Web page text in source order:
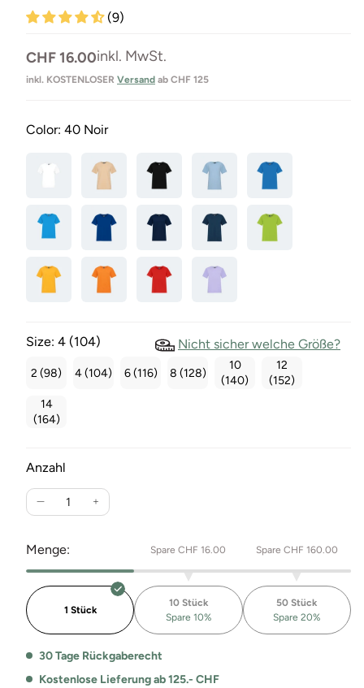
(9)
Normaler
Preis
CHF 16.00inkl. MwSt.
inkl. KOSTENLOSER Versand ab CHF 125
Color: 40 Noir
Size: 4 (104) Nicht sicher welche Größe?
2 (98) 4 (104) 6 (116) 8 (128)
10
(140)
12
(152)
14
(164)
Anzahl
Verringere
Menge
für
Switcher
Kinder
Shirt
–
100 %
Erhöhe
Switcher
Kinder
T-
Shirt
–
100 %
Menge: Spare CHF 16.00 Spare CHF 160.00
1 Stück
10 Stück
Spare 10%
50 Stück
Spare 20%
30 Tage Rückgaberecht
Kostenlose Lieferung ab 125.- CHF